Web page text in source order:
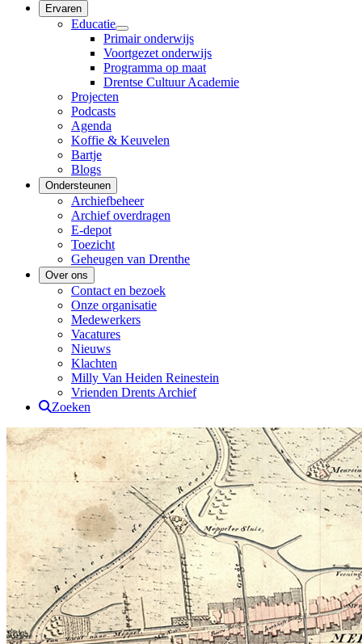
Ervaren
Educatie
Primair onderwijs
Voortgezet onderwijs
Programma op maat
Drentse Cultuur Academie
Projecten
Podcasts
Agenda
Koffie & Keuvelen
Bartje
Blogs
Ondersteunen
Archiefbeheer
Archief overdragen
E-depot
Toezicht
Geheugen van Drenthe
Over ons
Contact en bezoek
Onze organisatie
Medewerkers
Vacatures
Nieuws
Klachten
Milly Van Heiden Reinestein
Vrienden Drents Archief
Zoeken
Drents Archief